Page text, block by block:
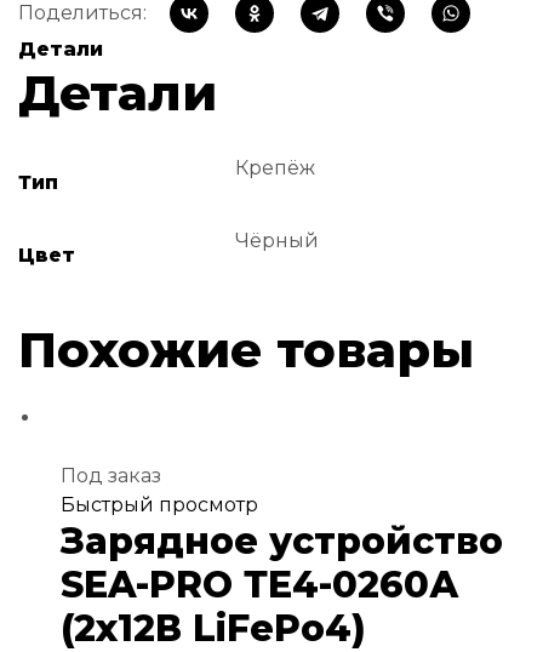
Поделиться:
Детали
Детали
Тип
Крепёж
Цвет
Чёрный
Похожие товары
Под заказ
Добавить
в
избранное
Быстрый просмотр
Зарядное устройство
SEA-PRO ТЕ4-0260А
(2х12В LiFePo4)